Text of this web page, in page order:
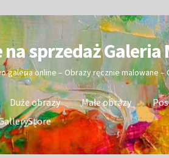
sprzedaż
galeria online – Obrazy ręcznie malowane
Duże obrazy Małe obrazy